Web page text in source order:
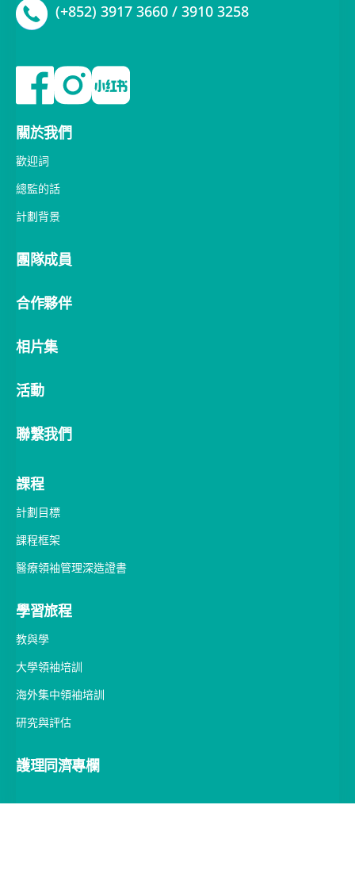
(+852) 3917 3660 / 3910 3258
關於我們
歡迎詞
總監的話
計劃背景
團隊成員
合作夥伴
相片集
活動
聯繫我們
課程
計劃目標
課程框架
醫療領袖管理深造證書
學習旅程
教與學
大學領袖培訓
海外集中領袖培訓
研究與評估
護理同濟專欄